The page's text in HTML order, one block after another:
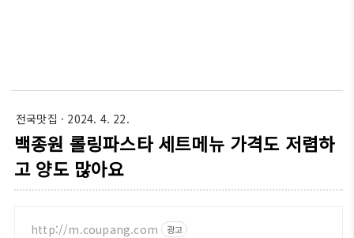
전국맛집 · 2024. 4. 22.
백종원 롤링파스타 세트메뉴 가격도 저렴하
고 양도 많아요
http://m.coupang.com 광고